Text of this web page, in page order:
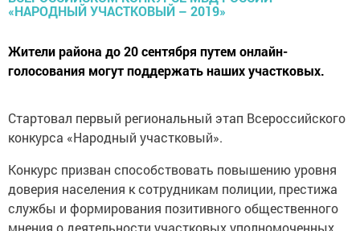
Жители района до 20 сентября путем онлайн-
голосования могут поддержать наших участковых.
Стартовал первый региональный этап Всероссийского
конкурса «Народный участковый».
Конкурс призван способствовать повышению уровня
доверия населения к сотрудникам полиции, престижа
службы и формирования позитивного общественного
мнения о деятельности участковых уполномоченных